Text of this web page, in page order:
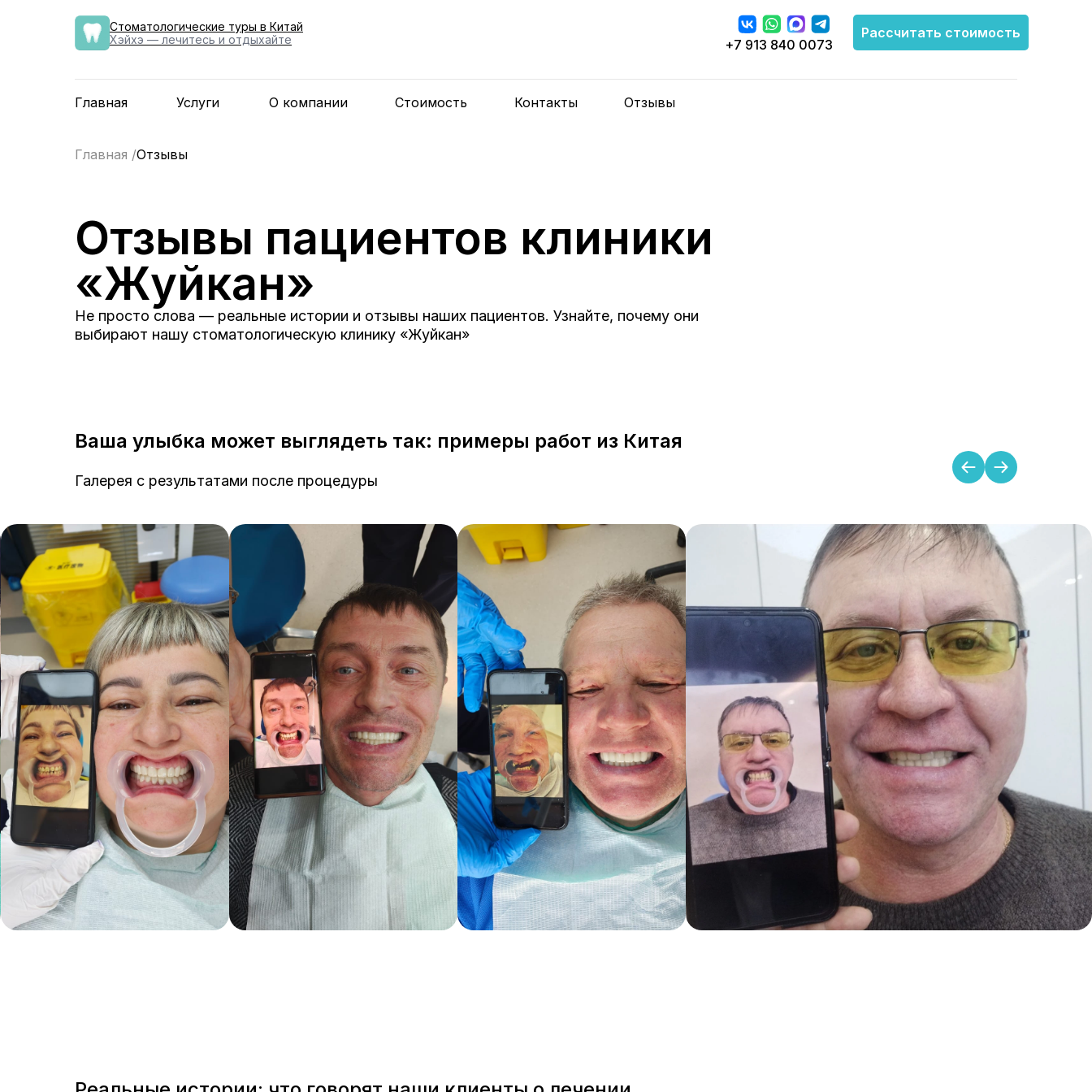
Рассчитать стоимость
Стоматологические туры в Китай
Хэйхэ — лечитесь и отдыхайте
Главная Услуги О компании Стоимость Контакты Отзывы
+7 913 840 0073
Главная /Отзывы
Отзывы пациентов клиники
«Жуйкан»
Не просто слова — реальные истории и отзывы наших пациентов. Узнайте, почему они
выбирают нашу стоматологическую клинику «Жуйкан»
Ваша улыбка может выглядеть так: примеры работ из Китая
Галерея с результатами после процедуры